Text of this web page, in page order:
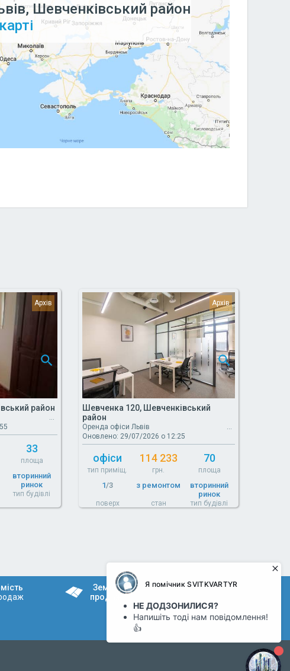
Шевченківський район
район
33
площа
вторинний
ринок
тип будівлі
Шевченка 120, Шевченківський
район
Оренда офіси Львів
Оновлено: 29/07/2026 о 12:25
офіси
тип приміщ.
114 233
грн.
70
площа
1/3
поверх
з ремонтом
стан
вторинний
ринок
тип будівлі
Земля
продаж